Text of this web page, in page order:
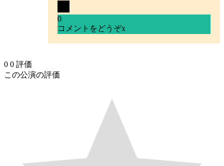
0
コメントをどうぞx
0 0 評価
この公演の評価